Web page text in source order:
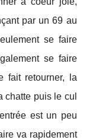
par un 69 au
se faire
se faire
fait retourner, la
chatte puis le cul
est un peu
va rapidement